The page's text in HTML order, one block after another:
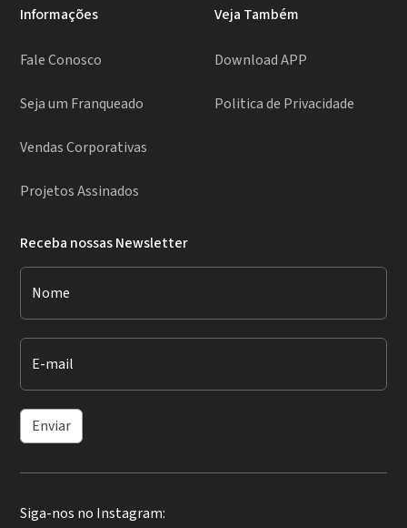
Informações
Fale Conosco
Seja um Franqueado
Vendas Corporativas
Projetos Assinados
Veja Também
Download APP
Politica de Privacidade
Receba nossas Newsletter
Nome
E-mail
Enviar
Siga-nos no Instagram: